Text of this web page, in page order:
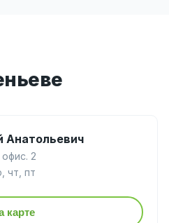
Анатольевич
2
чт, пт
карте